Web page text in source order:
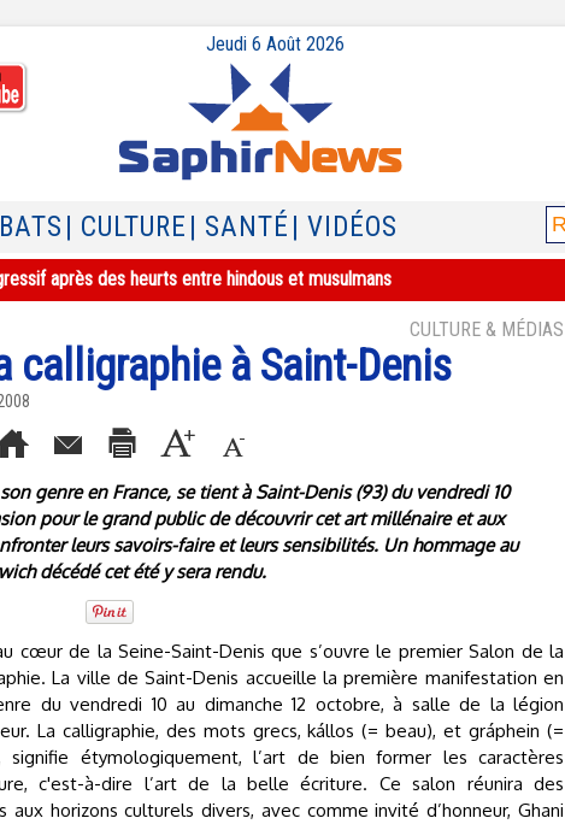
Jeudi 6 Août 2026
| CULTURE | SANTÉ | VIDÉOS
après des heurts entre hindous et musulmans
CULTURE & MÉDIAS
calligraphie à Saint-Denis
genre en France, se tient à Saint-Denis (93) du vendredi 10
pour le grand public de découvrir cet art millénaire et aux
leurs savoirs-faire et leurs sensibilités. Un hommage au
décédé cet été y sera rendu.
cœur de la Seine-Saint-Denis que s’ouvre le premier Salon de la
La ville de Saint-Denis accueille la première manifestation en
du vendredi 10 au dimanche 12 octobre, à salle de la légion
La calligraphie, des mots grecs, kállos (= beau), et gráphein (=
signifie étymologiquement, l’art de bien former les caractères
c'est-à-dire l’art de la belle écriture. Ce salon réunira des
aux horizons culturels divers, avec comme invité d’honneur, Ghani